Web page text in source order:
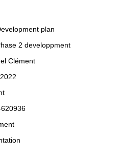
plan
2 developpment
Clément